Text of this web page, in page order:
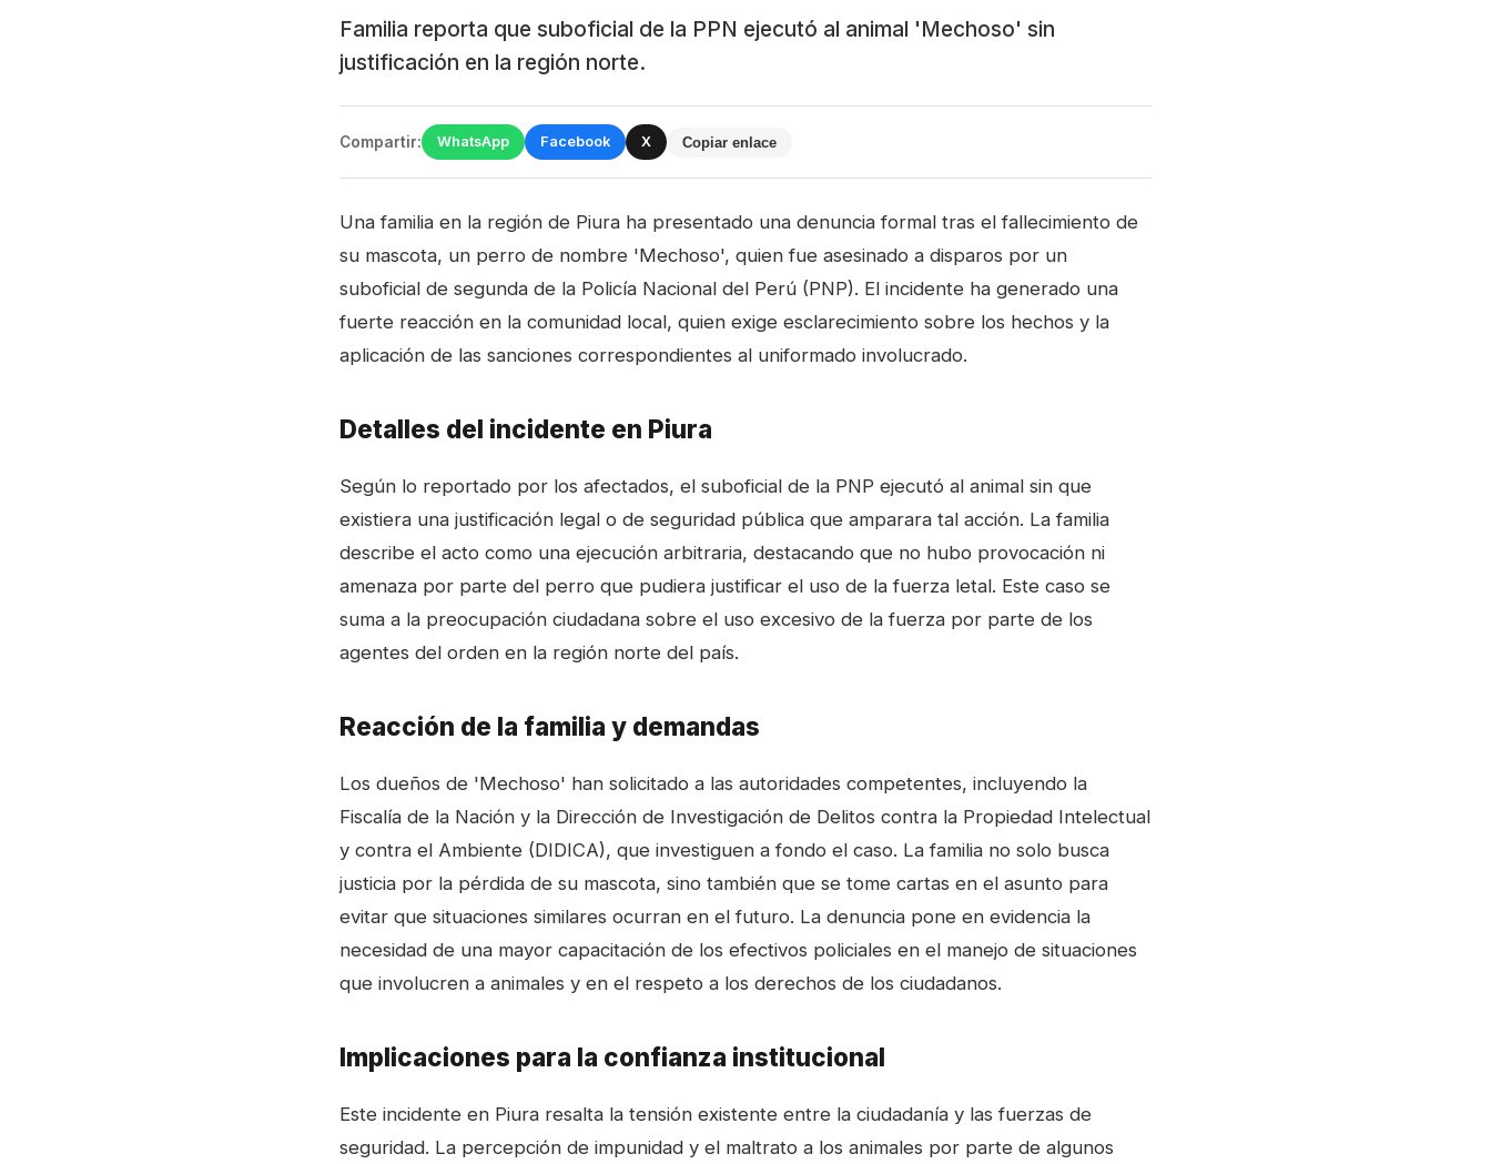
Familia reporta que suboficial de la PPN ejecutó al animal 'Mechoso' sin
justificación en la región norte.
Compartir: WhatsApp Facebook X Copiar enlace
Una familia en la región de Piura ha presentado una denuncia formal tras el fallecimiento de
su mascota, un perro de nombre 'Mechoso', quien fue asesinado a disparos por un
suboficial de segunda de la Policía Nacional del Perú (PNP). El incidente ha generado una
fuerte reacción en la comunidad local, quien exige esclarecimiento sobre los hechos y la
aplicación de las sanciones correspondientes al uniformado involucrado.
Detalles del incidente en Piura
Según lo reportado por los afectados, el suboficial de la PNP ejecutó al animal sin que
existiera una justificación legal o de seguridad pública que amparara tal acción. La familia
describe el acto como una ejecución arbitraria, destacando que no hubo provocación ni
amenaza por parte del perro que pudiera justificar el uso de la fuerza letal. Este caso se
suma a la preocupación ciudadana sobre el uso excesivo de la fuerza por parte de los
agentes del orden en la región norte del país.
Reacción de la familia y demandas
Los dueños de 'Mechoso' han solicitado a las autoridades competentes, incluyendo la
Fiscalía de la Nación y la Dirección de Investigación de Delitos contra la Propiedad Intelectual
y contra el Ambiente (DIDICA), que investiguen a fondo el caso. La familia no solo busca
justicia por la pérdida de su mascota, sino también que se tome cartas en el asunto para
evitar que situaciones similares ocurran en el futuro. La denuncia pone en evidencia la
necesidad de una mayor capacitación de los efectivos policiales en el manejo de situaciones
que involucren a animales y en el respeto a los derechos de los ciudadanos.
Implicaciones para la confianza institucional
Este incidente en Piura resalta la tensión existente entre la ciudadanía y las fuerzas de
seguridad. La percepción de impunidad y el maltrato a los animales por parte de algunos